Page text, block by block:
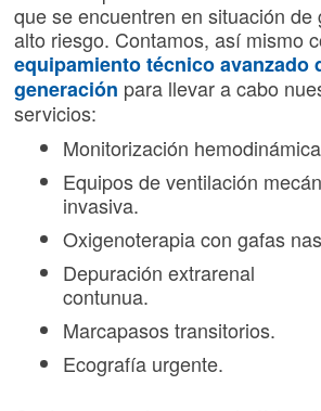
que se encuentren en situación
alto riesgo. Contamos, así mismo
equipamiento técnico avanzado
generación para llevar a cabo
servicios:
Monitorización
Equipos de ventilación
invasiva.
Oxigenoterapia con gafas
Depuración extrarenal
contunua.
Marcapasos transitorios.
Ecografía urgente.